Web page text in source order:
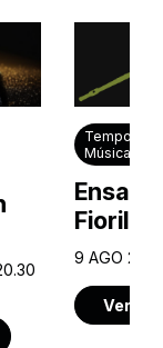
Música de
Fiorillo
9 AGO
Ver